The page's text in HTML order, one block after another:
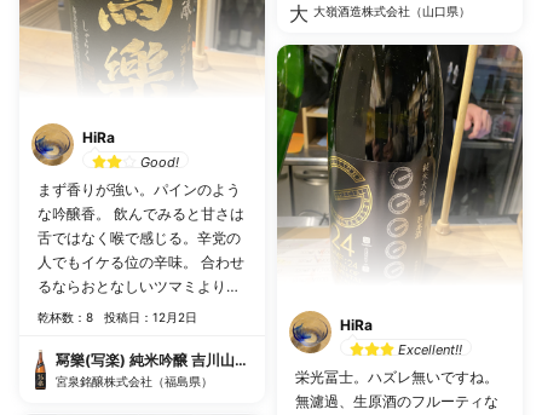
HiRa
Good!
まず香りが強い。パインのよう
な吟醸香。 飲んでみると甘さは
舌ではなく喉で感じる。辛党の
人でもイケる位の辛味。 合わせ
るならおとなしいツマミよりは
コショウのきいたお肉。あたり
できます。
乾杯数：8 投稿日：12月2日
冩樂(写楽) 純米吟醸 吉川山田錦
宮泉銘醸株式会社（福島県）
大嶺酒造株式会社（山口県）
HiRa
Excellent!!
栄光冨士。ハズレ無いですね。
無濾過、生原酒のフルーティな